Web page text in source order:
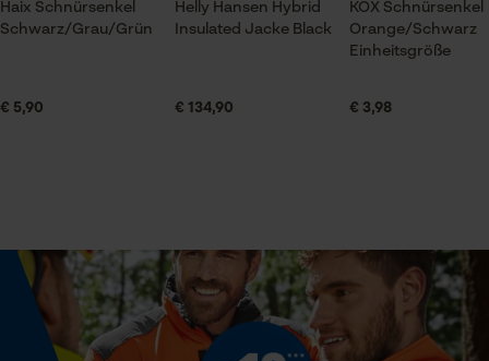
Optik/Muster
Eigenschaft
Strapazierfähig, Lange Lebensdauer
Haix Schnürsenkel
Schwarz/Grau/Grün
€ 5,90
Helly Hansen Hybrid
Insulated Jacke Black
€ 134,90
KOX Schnürsenkel
Orange/Schwarz
Einheitsgröße
€ 3,98
Speichern der Auswahl zur
Statistik Cookies